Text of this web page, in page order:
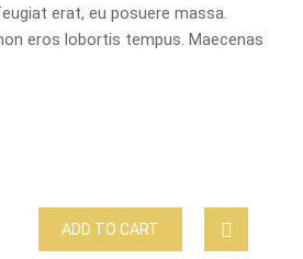
erat, eu posuere massa.
eros lobortis tempus. Maecenas
ADD TO CART